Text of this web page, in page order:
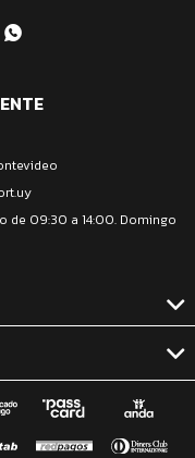
de 09:30 a 14:00. Domingo
